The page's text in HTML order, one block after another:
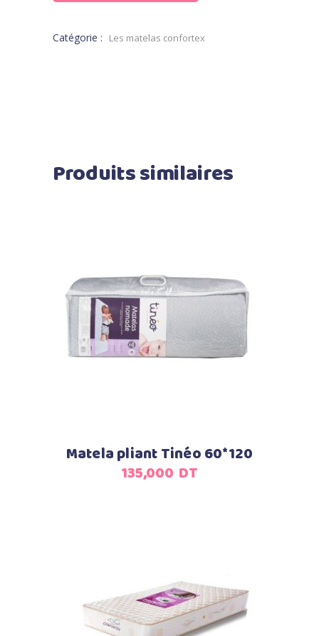
Catégorie : Les matelas confortex
Produits similaires
Ajouter au panier
Matela pliant Tinéo 60*120
135,000 DT
Ajouter au panier